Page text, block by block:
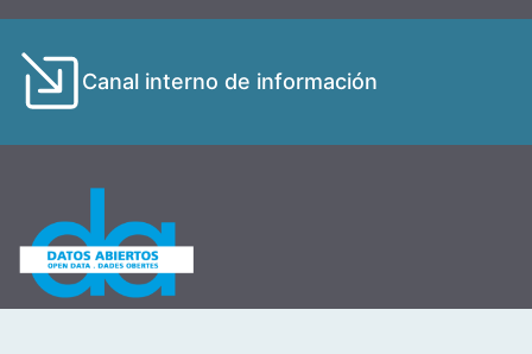
Canal interno de información